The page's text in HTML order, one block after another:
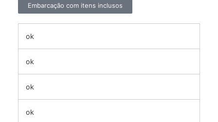
Embarcação com itens inclusos
ok
ok
ok
ok